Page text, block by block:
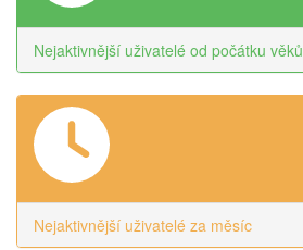
Nejaktivnější uživatelé od počátku věků
Nejaktivnější uživatelé za měsíc